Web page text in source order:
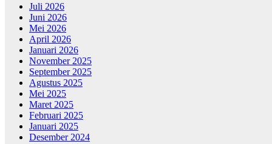
Juli 2026
Juni 2026
Mei 2026
April 2026
Januari 2026
November 2025
September 2025
Agustus 2025
Mei 2025
Maret 2025
Februari 2025
Januari 2025
Desember 2024